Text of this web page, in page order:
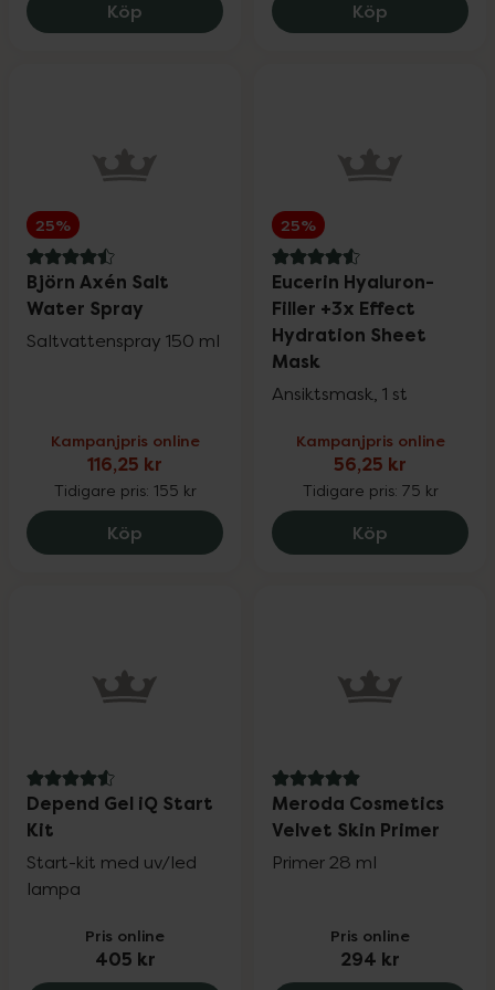
Köp IDUN Minerals Ready Set Fix Setting
Köp Common
25%
4.5 av 5 i omdöme
Björn Axén Salt
Water Spray
Saltvattenspray 150 ml
Kampanjpris online
116,25 kr
Tidigare pris: 155 kr
Köp Björn Axén Salt Water Spray, 116.25 kr.
25%
4.6 av 5 i omdöme
Eucerin Hyaluron-
Filler +3x Effect
Hydration Sheet
Mask
Ansiktsmask, 1 st
Kampanjpris online
56,25 kr
Tidigare pris: 75 kr
Köp Eucerin
4.6 av 5 i omdöme
Depend Gel iQ Start
Kit
Start-kit med uv/led
lampa
Pris online
405 kr
5 av 5 i omdöme
Meroda Cosmetics
Velvet Skin Primer
Primer 28 ml
Pris online
294 kr